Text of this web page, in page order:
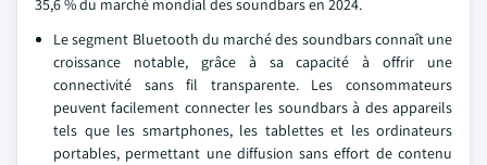
35,6 % du marché mondial des soundbars en 2024.
Le segment Bluetooth du marché des soundbars connaît une
croissance notable, grâce à sa capacité à offrir une
connectivité sans fil transparente. Les consommateurs
peuvent facilement connecter les soundbars à des appareils
tels que les smartphones, les tablettes et les ordinateurs
portables, permettant une diffusion sans effort de contenu